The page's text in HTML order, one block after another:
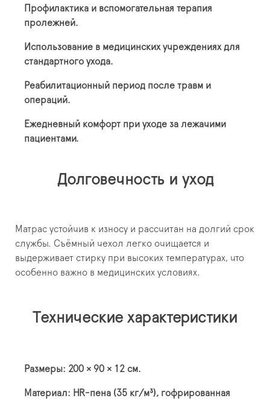
Профилактика и вспомогательная терапия
пролежней.
Использование в медицинских учреждениях для
стандартного ухода.
Реабилитационный период после травм и
операций.
Ежедневный комфорт при уходе за лежачими
пациентами.
Долговечность и уход
Матрас устойчив к износу и рассчитан на долгий срок
службы. Съёмный чехол легко очищается и
выдерживает стирку при высоких температурах, что
особенно важно в медицинских условиях.
Технические характеристики
Размеры: 200 × 90 × 12 см.
Материал: HR-пена (35 кг/м³), гофрированная